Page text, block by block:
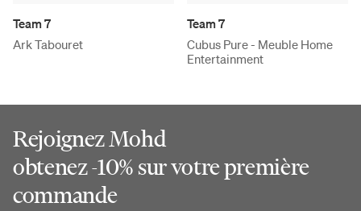
Team 7
Ark Tabouret
Team 7
Cubus Pure - Meuble Home
Entertainment
Rejoignez Mohd
obtenez -10% sur votre première
commande